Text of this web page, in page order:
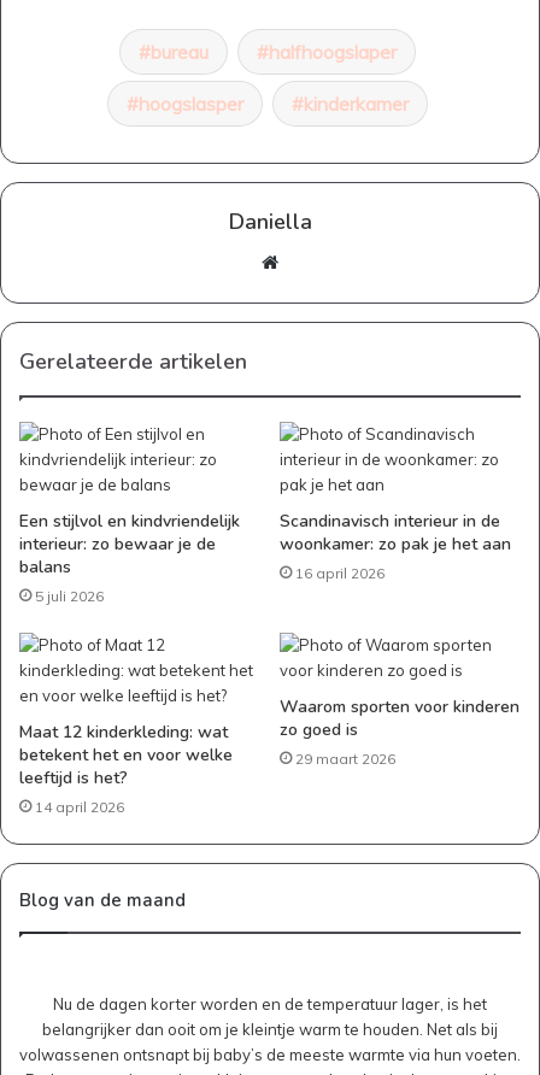
bureau halfhoogslaper
hoogslasper kinderkamer
Daniella
Website
Gerelateerde artikelen
Een stijlvol en kindvriendelijk
interieur: zo bewaar je de
balans
5 juli 2026
Scandinavisch interieur in de
woonkamer: zo pak je het aan
16 april 2026
Maat 12 kinderkleding: wat
betekent het en voor welke
leeftijd is het?
14 april 2026
Waarom sporten voor kinderen
zo goed is
29 maart 2026
Blog van de maand
Nu de dagen korter worden en de temperatuur lager, is het
belangrijker dan ooit om je kleintje warm te houden. Net als bij
volwassenen ontsnapt bij baby’s de meeste warmte via hun voeten.